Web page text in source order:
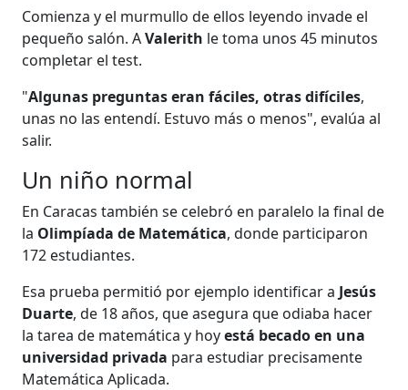
Comienza y el murmullo de ellos leyendo invade el
pequeño salón. AValerith le toma unos 45 minutos
completar el test.
"Algunas preguntas eran fáciles, otras difíciles,
unas no las entendí. Estuvo más o menos", evalúa al
salir.
Un niño normal
En Caracas también se celebró en paralelo la final de
la Olimpíada de Matemática, donde participaron
172 estudiantes.
Esa prueba permitió por ejemplo identificar a Jesús
Duarte, de 18 años, que asegura que odiaba hacer
la tarea de matemática y hoyestá becado en una
universidad privada para estudiar precisamente
Matemática Aplicada.